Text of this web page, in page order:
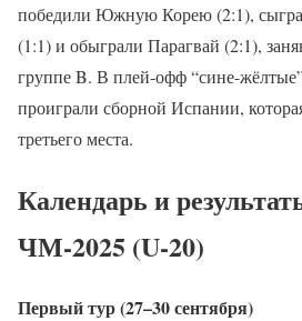
победили Южную Корею (2:1),
(1:1) и обыграли Парагвай (2:1),
группе B. В плей-офф “сине-
проиграли сборной Испании,
третьего места.
Календарь и
ЧМ-2025 (U-20)
Первый тур (27–30 сентября)